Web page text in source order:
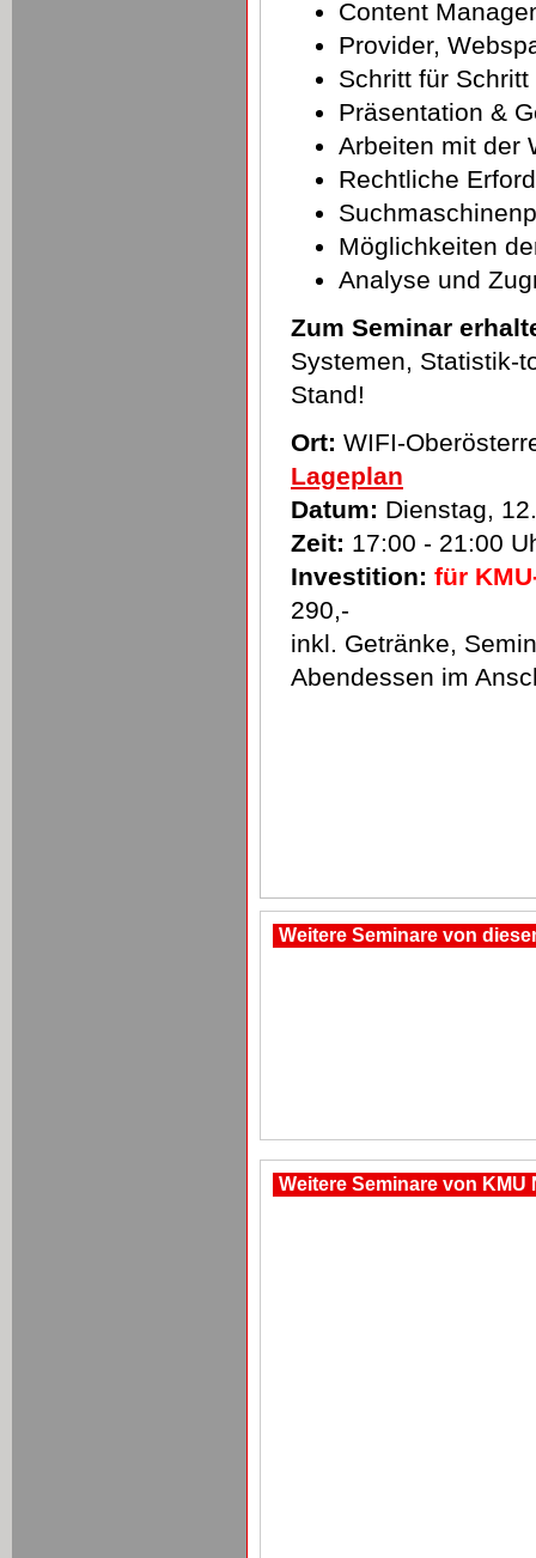
Content
Provider,
Schritt für
Präsentation &
Arbeiten mit der
Rechtliche
Möglichkeiten
Analyse und
Zum Seminar
Systemen, Statistik-
Stand!
Ort: WIFI-
Lageplan
Datum: Dienstag,
Zeit: 17:00 - 21:00
Investition: für
290,-
inkl. Getränke,
Abendessen im
Weitere Seminare von
Weitere Seminare von KMU